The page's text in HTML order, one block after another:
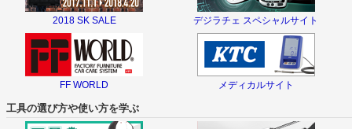
2018 SK SALE デジラチェ スペシャルサイト
FF WORLD メディカルサイト
工具の選び方や使い方を学ぶ